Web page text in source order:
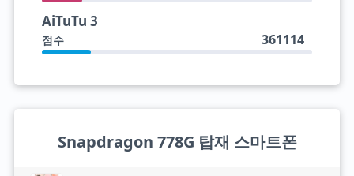
AiTuTu 3
점수 361114
Snapdragon 778G 탑재 스마트폰